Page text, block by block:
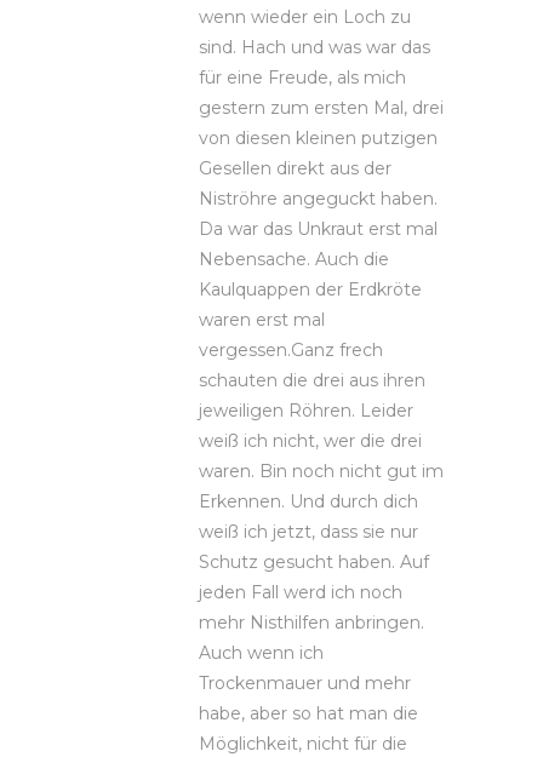
wenn wieder ein Loch zu
sind. Hach und was war das
für eine Freude, als mich
gestern zum ersten Mal, drei
von diesen kleinen putzigen
Gesellen direkt aus der
Niströhre angeguckt haben.
Da war das Unkraut erst mal
Nebensache. Auch die
Kaulquappen der Erdkröte
waren erst mal
vergessen.Ganz frech
schauten die drei aus ihren
jeweiligen Röhren. Leider
weiß ich nicht, wer die drei
waren. Bin noch nicht gut im
Erkennen. Und durch dich
weiß ich jetzt, dass sie nur
Schutz gesucht haben. Auf
jeden Fall werd ich noch
mehr Nisthilfen anbringen.
Auch wenn ich
Trockenmauer und mehr
habe, aber so hat man die
Möglichkeit, nicht für die